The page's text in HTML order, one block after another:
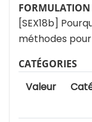
[SEX18b]
méthodes
CATÉGORIES
Valeur